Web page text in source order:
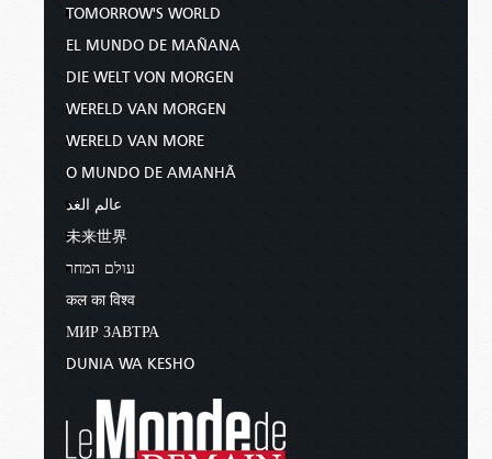
TOMORROW'S WORLD
EL MUNDO DE MAÑANA
DIE WELT VON MORGEN
WERELD VAN MORGEN
WERELD VAN MORE
O MUNDO DE AMANHÃ
عالم الغد
未来世界
עולם המחר
कल का विश्व
МИР ЗАВТРА
DUNIA WA KESHO